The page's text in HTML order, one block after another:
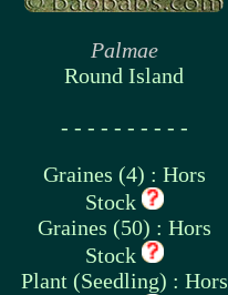
Palmae
Round Island
- - - - - - - - - -
Graines (4) : Hors
Stock
Graines (50) : Hors
Stock
Plant (Seedling) : Hors